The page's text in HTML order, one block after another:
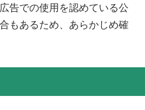
告での使用を認めている公
もあるため、あらかじめ確